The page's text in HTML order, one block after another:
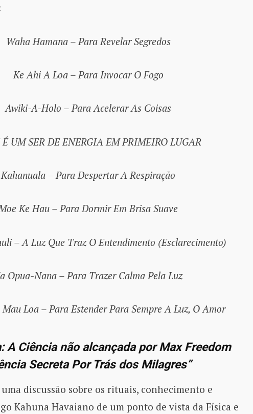
Waha Hamana – Para Revelar Segredos
Ke Ahi A Loa – Para Invocar O Fogo
Awiki-A-Holo – Para Acelerar As Coisas
É UM SER DE ENERGIA EM PRIMEIRO LUGAR
Kahanuala – Para Despertar A Respiração
Ke Hau – Para Dormir Em Brisa Suave
– A Luz Que Traz O Entendimento (Esclarecimento)
Opua-Nana – Para Trazer Calma Pela Luz
Loa – Para Estender Para Sempre A Luz, O Amor
A Ciência não alcançada por Max Freedom
Secreta Por Trás dos Milagres”
discussão sobre os rituais, conhecimento e
Kahuna Havaiano de um ponto de vista da Física e